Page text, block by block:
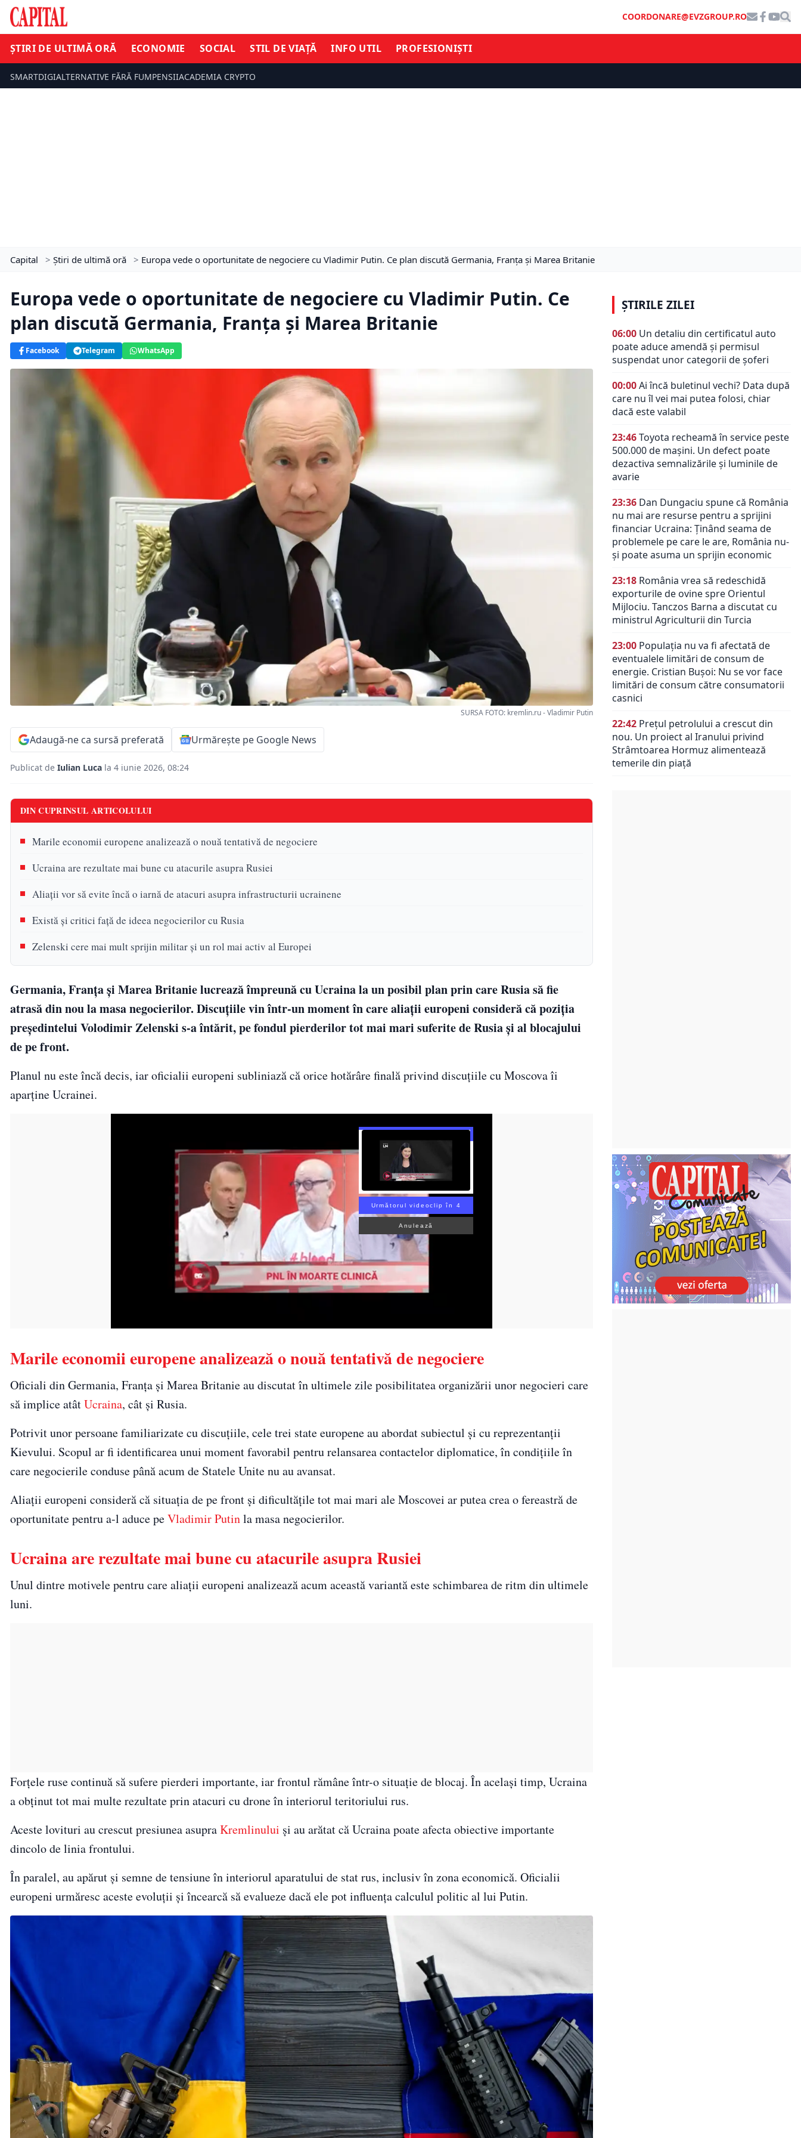
COORDONARE@EVZGROUP.RO
ȘTIRI DE ULTIMĂ ORĂ ECONOMIE SOCIAL STIL DE VIAȚĂ INFO UTIL PROFESIONIȘTI
SMARTDIGIALTERNATIVE FĂRĂ FUMPENSIIACADEMIA CRYPTO
Capital > Știri de ultimă oră > Europa vede o oportunitate de negociere cu Vladimir Putin. Ce plan discută Germania, Franța și Marea Britanie
Europa vede o oportunitate de negociere cu Vladimir Putin. Ce
plan discută Germania, Franța și Marea Britanie
Facebook Telegram WhatsApp
SURSA FOTO: kremlin.ru - Vladimir Putin
Adaugă-ne ca sursă preferată Urmărește pe Google News
Publicat de Iulian Luca la 4 iunie 2026, 08:24
DIN CUPRINSUL ARTICOLULUI
Marile economii europene analizează o nouă tentativă de negociere
Ucraina are rezultate mai bune cu atacurile asupra Rusiei
Aliații vor să evite încă o iarnă de atacuri asupra infrastructurii ucrainene
Există și critici față de ideea negocierilor cu Rusia
Zelenski cere mai mult sprijin militar și un rol mai activ al Europei
Germania, Franța și Marea Britanie lucrează împreună cu Ucraina la un posibil plan prin care Rusia să fie
atrasă din nou la masa negocierilor. Discuțiile vin într-un moment în care aliații europeni consideră că poziția
președintelui Volodimir Zelenski s-a întărit, pe fondul pierderilor tot mai mari suferite de Rusia și al blocajului
de pe front.
Planul nu este încă decis, iar oficialii europeni subliniază că orice hotărâre finală privind discuțiile cu Moscova îi
aparține Ucrainei.
Următorul videoclip în 3
Anulează
Marile economii europene analizează o nouă tentativă de negociere
Oficiali din Germania, Franța și Marea Britanie au discutat în ultimele zile posibilitatea organizării unor negocieri care
să implice atâtUcraina, cât și Rusia.
Potrivit unor persoane familiarizate cu discuțiile, cele trei state europene au abordat subiectul și cu reprezentanții
Kievului. Scopul ar fi identificarea unui moment favorabil pentru relansarea contactelor diplomatice, în condițiile în
care negocierile conduse până acum de Statele Unite nu au avansat.
Aliații europeni consideră că situația de pe front și dificultățile tot mai mari ale Moscovei ar putea crea o fereastră de
oportunitate pentru a-l aduce peVladimir Putinla masa negocierilor.
Ucraina are rezultate mai bune cu atacurile asupra Rusiei
Unul dintre motivele pentru care aliații europeni analizează acum această variantă este schimbarea de ritm din ultimele
luni.
Forțele ruse continuă să sufere pierderi importante, iar frontul rămâne într-o situație de blocaj. În același timp, Ucraina
a obținut tot mai multe rezultate prin atacuri cu drone în interiorul teritoriului rus.
Aceste lovituri au crescut presiunea asupraKremlinului și au arătat că Ucraina poate afecta obiective importante
dincolo de linia frontului.
În paralel, au apărut și semne de tensiune în interiorul aparatului de stat rus, inclusiv în zona economică. Oficialii
europeni urmăresc aceste evoluții și încearcă să evalueze dacă ele pot influența calculul politic al lui Putin.
ȘTIRILE ZILEI
06:00 Un detaliu din certificatul auto
poate aduce amendă și permisul
suspendat unor categorii de șoferi
00:00Ai încă buletinul vechi? Data după
care nu îl vei mai putea folosi, chiar
dacă este valabil
23:46Toyota recheamă în service peste
500.000 de mașini. Un defect poate
dezactiva semnalizările și luminile de
avarie
23:36 Dan Dungaciu spune că România
nu mai are resurse pentru a sprijini
financiar Ucraina: Ținând seama de
problemele pe care le are, România nu-
și poate asuma un sprijin economic
23:18 România vrea să redeschidă
exporturile de ovine spre Orientul
Mijlociu. Tanczos Barna a discutat cu
ministrul Agriculturii din Turcia
23:00 Populația nu va fi afectată de
eventualele limitări de consum de
energie. Cristian Bușoi: Nu se vor face
limitări de consum către consumatorii
casnici
22:42 Prețul petrolului a crescut din
nou. Un proiect al Iranului privind
Strâmtoarea Hormuz alimentează
temerile din piață